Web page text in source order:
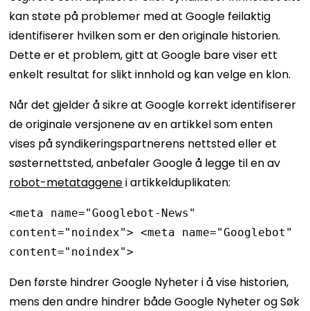
kan støte på problemer med at Google feilaktig
identifiserer hvilken som er den originale historien.
Dette er et problem, gitt at Google bare viser ett
enkelt resultat for slikt innhold og kan velge en klon.
Når det gjelder å sikre at Google korrekt identifiserer
de originale versjonene av en artikkel som enten
vises på syndikeringspartnerens nettsted eller et
søsternettsted, anbefaler Google å legge til en av
robot-metataggenei artikkelduplikaten:
<meta name="Googlebot-News"
content="noindex"> <meta name="Googlebot"
content="noindex">
Den første hindrer Google Nyheter i å vise historien,
mens den andre hindrer både Google Nyheter og Søk